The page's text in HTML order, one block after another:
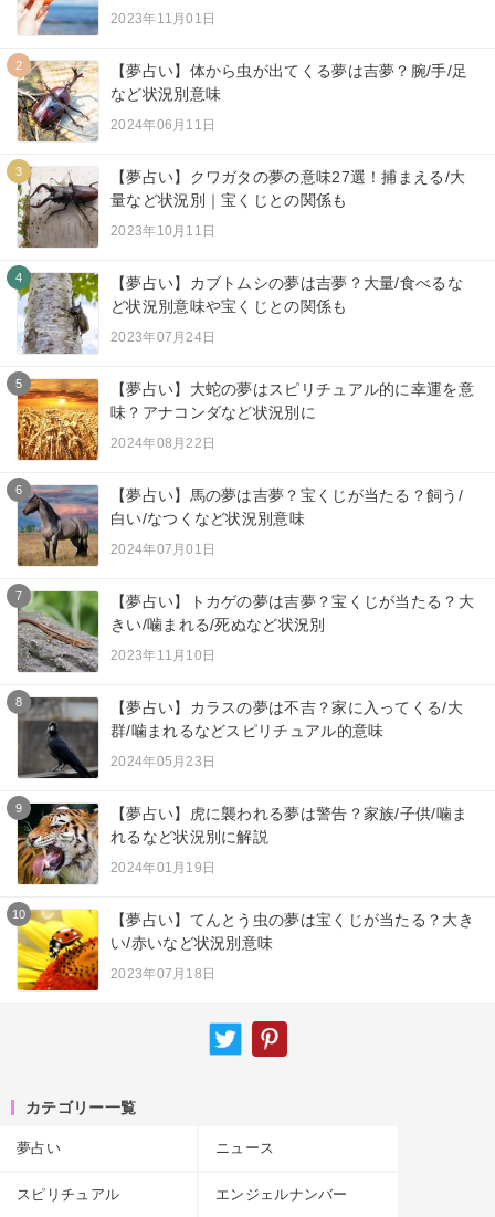
2023年11月01日
2
【夢占い】体から虫が出てくる夢は吉夢？腕/手/足
など状況別意味
2024年06月11日
3
【夢占い】クワガタの夢の意味27選！捕まえる/大
量など状況別｜宝くじとの関係も
2023年10月11日
4
【夢占い】カブトムシの夢は吉夢？大量/食べるな
ど状況別意味や宝くじとの関係も
2023年07月24日
5
【夢占い】大蛇の夢はスピリチュアル的に幸運を意
味？アナコンダなど状況別に
2024年08月22日
6
【夢占い】馬の夢は吉夢？宝くじが当たる？飼う/
白い/なつくなど状況別意味
2024年07月01日
7
【夢占い】トカゲの夢は吉夢？宝くじが当たる？大
きい/噛まれる/死ぬなど状況別
2023年11月10日
8
【夢占い】カラスの夢は不吉？家に入ってくる/大
群/噛まれるなどスピリチュアル的意味
2024年05月23日
9
【夢占い】虎に襲われる夢は警告？家族/子供/噛ま
れるなど状況別に解説
2024年01月19日
10
【夢占い】てんとう虫の夢は宝くじが当たる？大き
い/赤いなど状況別意味
2023年07月18日
カテゴリー一覧
夢占い ニュース
スピリチュアル エンジェルナンバー